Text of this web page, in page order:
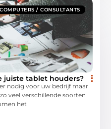
COMPUTERS / CONSULTANTS
juiste tablet houders?
nodig voor uw bedrijf maar
veel verschillende soorten
het